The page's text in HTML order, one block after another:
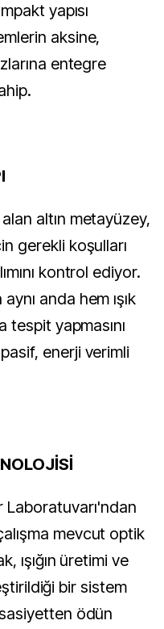
yapısı
aksine,
entegre
altın metayüzey,
gerekli koşulları
kontrol ediyor.
anda hem ışık
tespit yapmasını
enerji verimli
mevcut optik
ışığın üretimi ve
bir sistem
ödün